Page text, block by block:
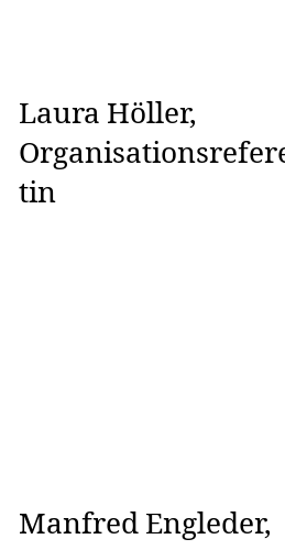
Laura Höller,
tin
Manfred Engleder,